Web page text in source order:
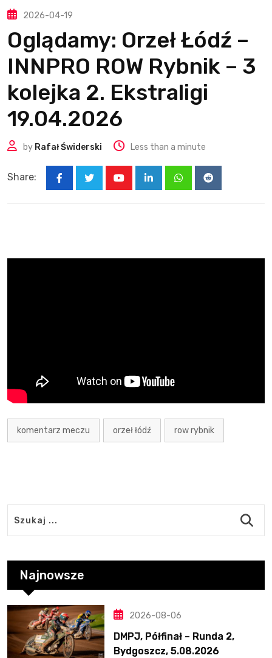
2026-04-19
Oglądamy: Orzeł Łódź –
INNPRO ROW Rybnik – 3
kolejka 2. Ekstraligi
19.04.2026
by Rafał Świderski Less than a minute
Share:
LinkedInWhatsappReddit
komentarz meczu orzeł łódź row rybnik
Najnowsze
2026-08-06
DMPJ, Półfinał – Runda 2,
Bydgoszcz, 5.08.2026